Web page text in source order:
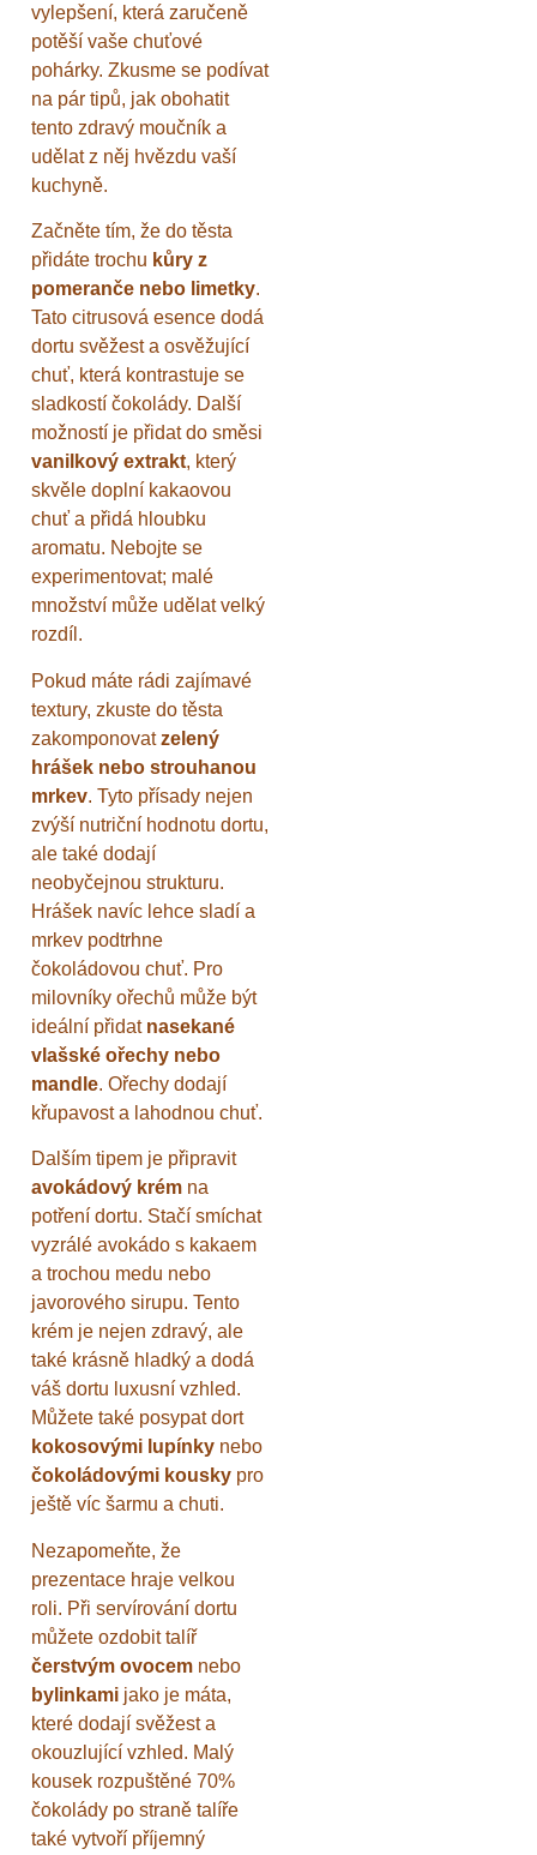
vylepšení, která zaručeně
potěší vaše chuťové
pohárky. Zkusme se podívat
na pár tipů, jak obohatit
tento zdravý moučník a
udělat z něj hvězdu vaší
kuchyně.
Začněte tím, že do těsta
přidáte trochu kůry z
pomeranče nebo limetky.
Tato citrusová esence dodá
dortu svěžest a osvěžující
chuť, která kontrastuje se
sladkostí čokolády. Další
možností je přidat do směsi
vanilkový extrakt, který
skvěle doplní kakaovou
chuť a přidá hloubku
aromatu. Nebojte se
experimentovat; malé
množství může udělat velký
rozdíl.
Pokud máte rádi zajímavé
textury, zkuste do těsta
zakomponovatzelený
hrášek nebo strouhanou
mrkev. Tyto přísady nejen
zvýší nutriční hodnotu dortu,
ale také dodají
neobyčejnou strukturu.
Hrášek navíc lehce sladí a
mrkev podtrhne
čokoládovou chuť. Pro
milovníky ořechů může být
ideální přidat nasekané
vlašské ořechy nebo
mandle. Ořechy dodají
křupavost a lahodnou chuť.
Dalším tipem je připravit
avokádový krém na
potření dortu. Stačí smíchat
vyzrálé avokádo s kakaem
a trochou medu nebo
javorového sirupu. Tento
krém je nejen zdravý, ale
také krásně hladký a dodá
váš dortu luxusní vzhled.
Můžete také posypat dort
kokosovými lupínky nebo
čokoládovými kousky pro
ještě víc šarmu a chuti.
Nezapomeňte, že
prezentace hraje velkou
roli. Při servírování dortu
můžete ozdobit talíř
čerstvým ovocem nebo
bylinkami jako je máta,
které dodají svěžest a
okouzlující vzhled. Malý
kousek rozpuštěné 70%
čokolády po straně talíře
také vytvoří příjemný